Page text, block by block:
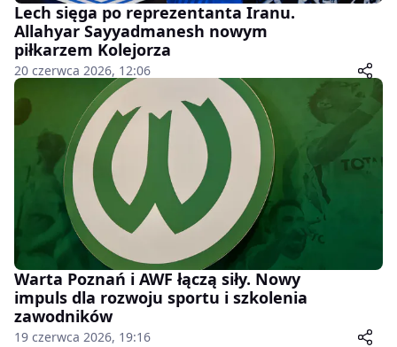
Lech sięga po reprezentanta Iranu.
Allahyar Sayyadmanesh nowym
piłkarzem Kolejorza
20 czerwca 2026, 12:06
Warta Poznań i AWF łączą siły. Nowy
impuls dla rozwoju sportu i szkolenia
zawodników
19 czerwca 2026, 19:16